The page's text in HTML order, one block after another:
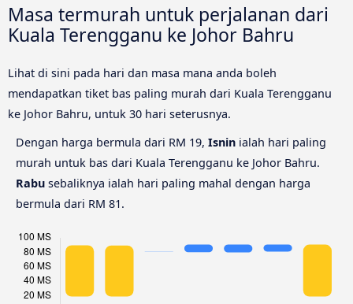
Masa termurah untuk perjalanan dari
Kuala Terengganu ke Johor Bahru
Lihat di sini pada hari dan masa mana anda boleh
mendapatkan tiket bas paling murah dari Kuala Terengganu
ke Johor Bahru, untuk 30 hari seterusnya.
Dengan harga bermula dari RM 19, Isnin ialah hari paling
murah untuk bas dari Kuala Terengganu ke Johor Bahru.
Rabu sebaliknya ialah hari paling mahal dengan harga
bermula dari RM 81.